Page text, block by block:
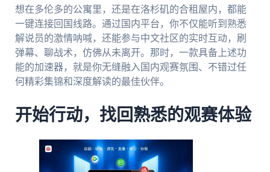
想在多伦多的公寓里，还是在洛杉矶的合租屋内，都能
一键连接回国线路。通过国内平台，你不仅能听到熟悉
解说员的激情呐喊，还能参与中文社区的实时互动，刷
弹幕、聊战术，仿佛从未离开。那时，一款具备上述功
能的加速器，就是你无缝融入国内观赛氛围、不错过任
何精彩集锦和深度解读的最佳伙伴。
开始行动，找回熟悉的观赛体验